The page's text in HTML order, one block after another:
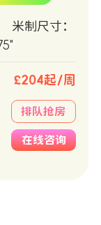
米制尺寸：
£204起/周
排队抢房
在线咨询